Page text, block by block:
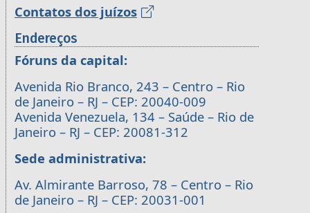
Contatos dos juízos
Endereços
Fóruns da capital:
Avenida Rio Branco, 243 – Centro – Rio
de Janeiro – RJ – CEP: 20040-009
Avenida Venezuela, 134 – Saúde – Rio de
Janeiro – RJ – CEP: 20081-312
Sede administrativa:
Av. Almirante Barroso, 78 – Centro – Rio
de Janeiro – RJ – CEP: 20031-001